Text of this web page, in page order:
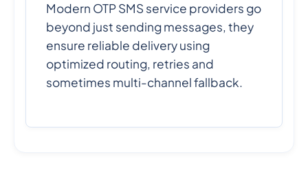
Modern OTP SMS service providers go
beyond just sending messages, they
ensure reliable delivery using
optimized routing, retries and
sometimes multi-channel fallback.